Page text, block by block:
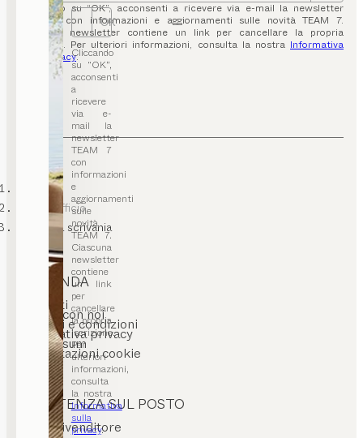
OK
Cliccando
su “OK”,
acconsenti
a
ricevere
via e-
mail la
newsletter
TEAM 7
con
informazioni
e
aggiornamenti
sulle
novità
TEAM 7.
Ciascuna
newsletter
contiene
un link
per
cancellare
la propria
iscrizione.
Per
ulteriori
informazioni,
consulta
la nostra
Informativa
sulla
privacy.
Cliccando su “OK”, acconsenti a ricevere via e-mail la newsletter
TEAM 7 con informazioni e aggiornamenti sulle novità TEAM 7.
Ciascuna newsletter contiene un link per cancellare la propria
iscrizione. Per ulteriori informazioni, consulta la nostra Informativa
sulla privacy.
TEAM 7
Mobili ufficio
Sedie da scrivania
L’AZIENDA
Contatti
Lavora con noi
Termini e condizioni
Informativa privacy
Impressum
Impostazioni cookie
ASSISTENZA SUL POSTO
Trova rivenditore